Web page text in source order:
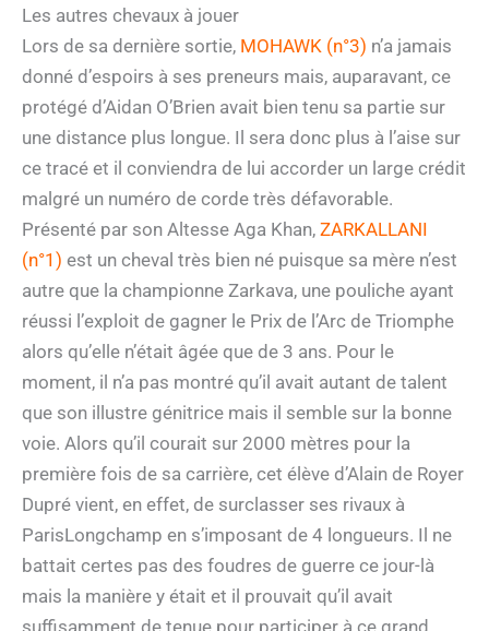
Les autres chevaux à jouer
Lors de sa dernière sortie, MOHAWK (n°3) n’a jamais
donné d’espoirs à ses preneurs mais, auparavant, ce
protégé d’Aidan O’Brien avait bien tenu sa partie sur
une distance plus longue. Il sera donc plus à l’aise sur
ce tracé et il conviendra de lui accorder un large crédit
malgré un numéro de corde très défavorable.
Présenté par son Altesse Aga Khan, ZARKALLANI
(n°1) est un cheval très bien né puisque sa mère n’est
autre que la championne Zarkava, une pouliche ayant
réussi l’exploit de gagner le Prix de l’Arc de Triomphe
alors qu’elle n’était âgée que de 3 ans. Pour le
moment, il n’a pas montré qu’il avait autant de talent
que son illustre génitrice mais il semble sur la bonne
voie. Alors qu’il courait sur 2000 mètres pour la
première fois de sa carrière, cet élève d’Alain de Royer
Dupré vient, en effet, de surclasser ses rivaux à
ParisLongchamp en s’imposant de 4 longueurs. Il ne
battait certes pas des foudres de guerre ce jour-là
mais la manière y était et il prouvait qu’il avait